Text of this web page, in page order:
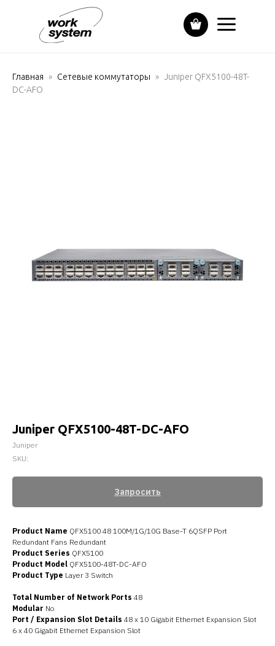
Главная Сетевые коммутаторы
Juniper QFX5100-48T-
DC-AFO
Juniper QFX5100-48T-DC-AFO
Juniper
SKU:
Запросить
Product Name QFX5100 48 100M/1G/10G Base-T 6QSFP Port
Redundant Fans Redundant
Product Series QFX5100
Product Model QFX5100-48T-DC-AFO
Product Type Layer 3 Switch
Total Number of Network Ports 48
Modular No
Port / Expansion Slot Details 48 x 10 Gigabit Ethernet Expansion Slot
6 x 40 Gigabit Ethernet Expansion Slot